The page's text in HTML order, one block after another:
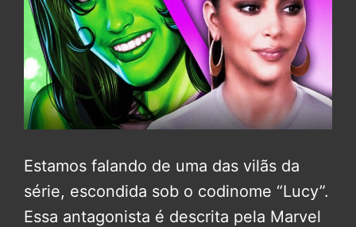
Estamos falando de uma das vilãs da
série, escondida sob o codinome “Lucy”.
Essa antagonista é descrita pela Marvel